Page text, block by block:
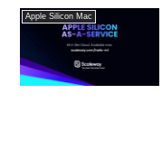
Apple Silicon Mac